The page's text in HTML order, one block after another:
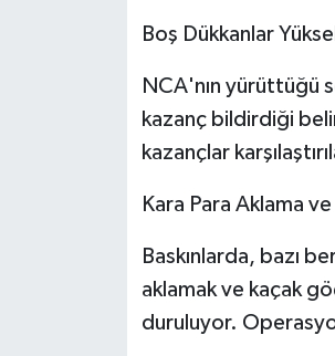
Boş Dükkanlar
NCA'nın yürüttüğü
kazanç bildirdiği
kazançlar
Kara Para Aklama
Baskınlarda, bazı
aklamak ve kaçak
duruluyor.